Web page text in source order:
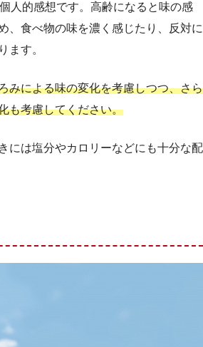
人的感想です。高齢になると味の感
、食べ物の味を濃く感じたり、反対に
ます。
みによる味の変化を考慮しつつ、さら
も考慮してください。
には塩分やカロリーなどにも十分な配